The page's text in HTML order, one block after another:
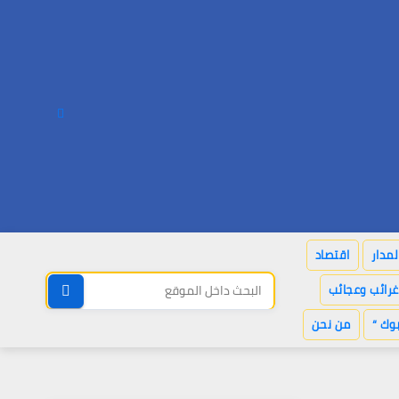
اقتصاد
غرائب وعجائب
“ من نحن